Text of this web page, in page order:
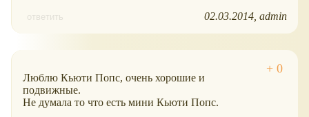
ответить 02.03.2014 admin
Люблю Кьюти Попс, очень хорошие и
подвижные.
Не думала то что есть мини Кьюти Попс.